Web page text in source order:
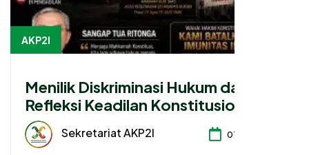
AKP2I
Menilik Diskriminasi Hukum dan
Refleksi Keadilan Konstitusional
dalam Pasal 50A UU Nomor 4 Tahun
2026Sekretariat AKP2I 07-08-2026